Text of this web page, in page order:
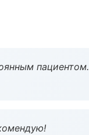
пациентом.